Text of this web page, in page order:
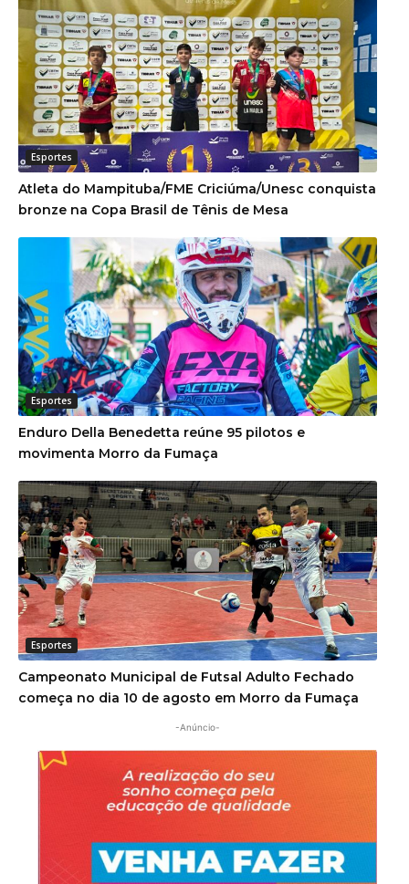
Esportes
Atleta do Mampituba/FME Criciúma/Unesc conquista
bronze na Copa Brasil de Tênis de Mesa
Esportes
Enduro Della Benedetta reúne 95 pilotos e
movimenta Morro da Fumaça
Esportes
Campeonato Municipal de Futsal Adulto Fechado
começa no dia 10 de agosto em Morro da Fumaça
-Anúncio-